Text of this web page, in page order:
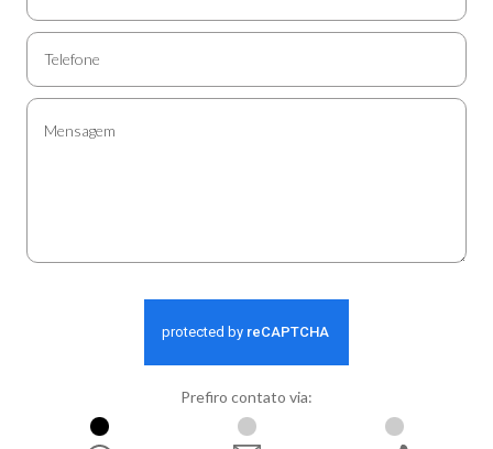
Prefiro contato via: